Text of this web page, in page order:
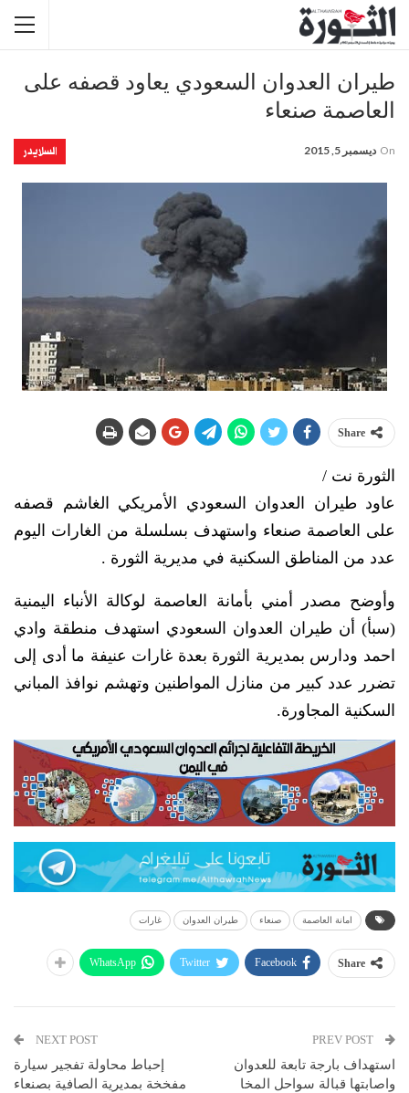
طيران العدوان السعودي يعاود قصفه على
العاصمة صنعاء
السلايدر On ديسمبر 5, 2015
Share
الثورة نت /
عاود طيران العدوان السعودي الأمريكي الغاشم قصفه
على العاصمة صنعاء واستهدف بسلسلة من الغارات اليوم
عدد من المناطق السكنية في مديرية الثورة .
وأوضح مصدر أمني بأمانة العاصمة لوكالة الأنباء اليمنية
(سبأ) أن طيران العدوان السعودي استهدف منطقة وادي
احمد ودارس بمديرية الثورة بعدة غارات عنيفة ما أدى إلى
تضرر عدد كبير من منازل المواطنين وتهشم نوافذ المباني
السكنية المجاورة.
امانة العاصمة صنعاء طيران العدوان غارات
Share
Facebook
Twitter
WhatsApp
استهداف بارجة تابعة للعدوان
واصابتها قبالة سواحل المخا
NEXT POST
إحباط محاولة تفجير سيارة
مفخخة بمديرية الصافية بصنعاء